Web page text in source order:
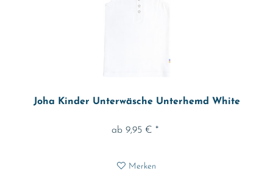
Joha Kinder Unterwäsche Unterhemd White
ab 9,95 € *
Merken